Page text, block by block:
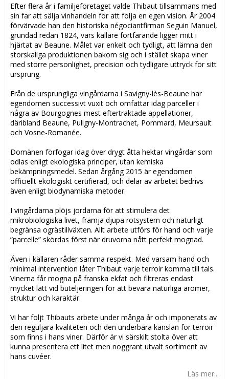
Efter flera år i familjeföretaget valde Thibaut tillsammans med
sin far att sälja vinhandeln för att följa en egen vision. År 2004
förvärvade han den historiska négociantfirman Seguin Manuel,
grundad redan 1824, vars källare fortfarande ligger mitt i
hjärtat av Beaune. Målet var enkelt och tydligt, att lämna den
storskaliga produktionen bakom sig och i stället skapa viner
med större personlighet, precision och tydligare uttryck för sitt
ursprung.
Från de ursprungliga vingårdarna i Savigny-lès-Beaune har
egendomen successivt vuxit och omfattar idag parceller i
några av Bourgognes mest eftertraktade appellationer,
däribland Beaune, Puligny-Montrachet, Pommard, Meursault
och Vosne-Romanée.
Domänen förfogar idag över drygt åtta hektar vingårdar som
odlas enligt ekologiska principer, utan kemiska
bekämpningsmedel. Sedan årgång 2015 är egendomen
officiellt ekologiskt certifierad, och delar av arbetet bedrivs
även enligt biodynamiska metoder.
I vingårdarna plöjs jordarna för att stimulera det
mikrobiologiska livet, främja djupa rotsystem och naturligt
begränsa ogrästillväxten. Allt arbete utförs för hand och varje
”parcelle” skördas först när druvorna nått perfekt mognad.
Även i källaren råder samma respekt. Med varsam hand och
minimal intervention låter Thibaut varje terroir komma till tals.
Vinerna får mogna på franska ekfat och filtreras endast
mycket lätt vid buteljeringen för att bevara naturliga aromer,
struktur och karaktär.
Vi har följt Thibauts arbete under många år och imponerats av
den reguljära kvaliteten och den underbara känslan för terroir
som finns i hans viner. Därför är vi särskilt stolta över att
kunna presentera ett litet men noggrant utvalt sortiment av
hans cuvéer.
Läs mer...